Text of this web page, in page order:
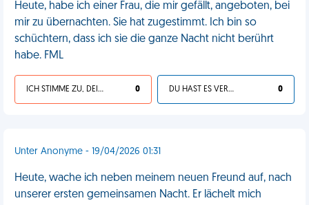
Heute, habe ich einer Frau, die mir gefällt, angeboten, bei
mir zu übernachten. Sie hat zugestimmt. Ich bin so
schüchtern, dass ich sie die ganze Nacht nicht berührt
habe. FML
ICH STIMME ZU, DEIN LEBEN IST SCHEISSE 0 DU HAST ES VERDIENT 0
Unter Anonyme - 19/04/2026 01:31
Heute, wache ich neben meinem neuen Freund auf, nach
unserer ersten gemeinsamen Nacht. Er lächelt mich